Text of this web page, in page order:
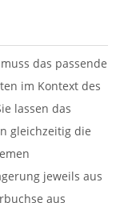
das passende
im Kontext des
lassen das
gleichzeitig die
jeweils aus
aus